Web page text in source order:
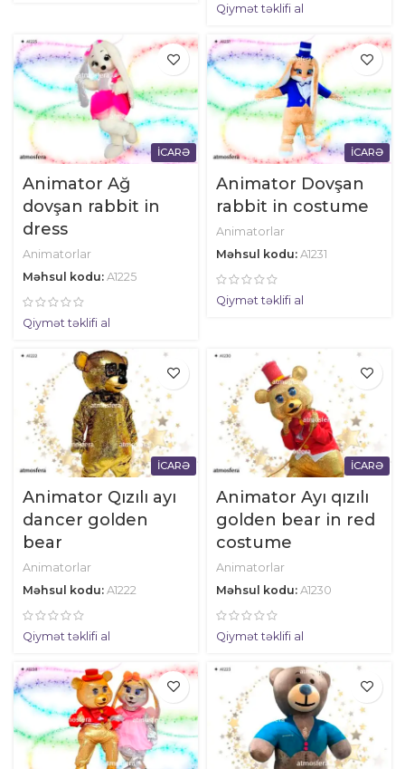
Qiymət təklifi al
İCARƏ
Animator Ağ
dovşan rabbit in
dress
Animatorlar
Məhsul kodu: A1225
Qiymət təklifi al
İCARƏ
Animator Dovşan
rabbit in costume
Animatorlar
Məhsul kodu: A1231
Qiymət təklifi al
İCARƏ
Animator Qızılı ayı
dancer golden
bear
Animatorlar
Məhsul kodu: A1222
Qiymət təklifi al
İCARƏ
Animator Ayı qızılı
golden bear in red
costume
Animatorlar
Məhsul kodu: A1230
Qiymət təklifi al